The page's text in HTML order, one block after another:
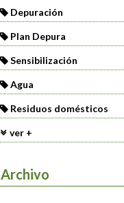
Depuración
Plan Depura
Sensibilización
Agua
Residuos domésticos
ver +
Archivo